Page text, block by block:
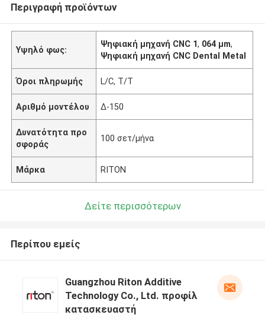
Περιγραφή προϊόντων
Υψηλό φως:
Ψηφιακή μηχανή CNC 1, 064 μm,
Ψηφιακή μηχανή CNC Dental Metal
Όροι πληρωμής L/C, T/T
Αριθμό μοντέλου Δ-150
Δυνατότητα προ
σφοράς
100 σετ/μήνα
Μάρκα RITON
Δείτε περισσότερων
Περίπου εμείς
Guangzhou Riton Additive
Technology Co., Ltd. προφίλ
κατασκευαστή